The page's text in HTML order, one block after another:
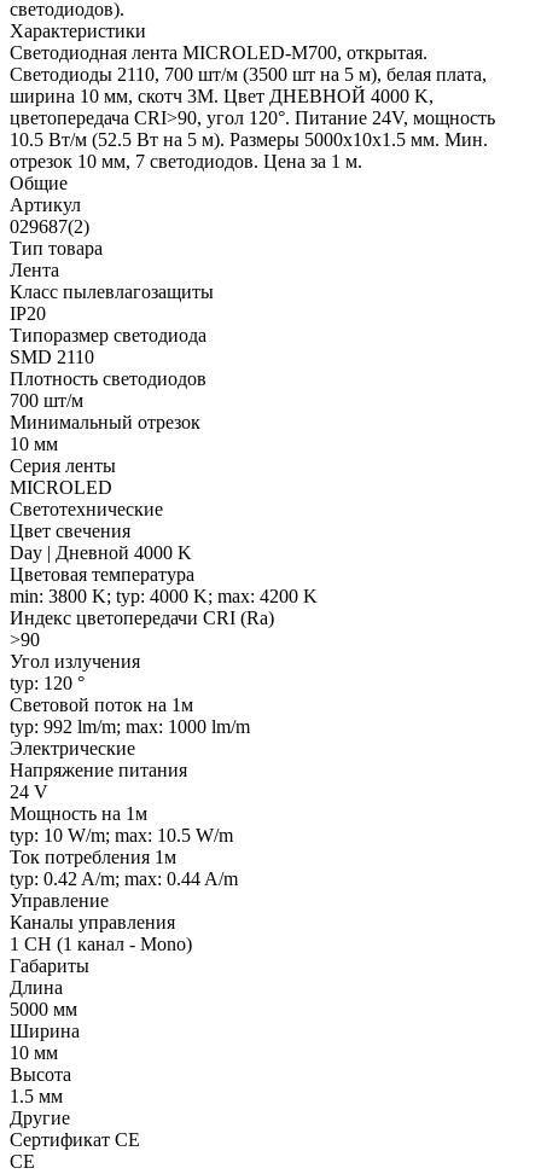
светодиодов).
Характеристики
Светодиодная лента MICROLED-M700, открытая.
Светодиоды 2110, 700 шт/м (3500 шт на 5 м), белая плата,
ширина 10 мм, скотч 3M. Цвет ДНЕВНОЙ 4000 K,
цветопередача CRI>90, угол 120°. Питание 24V, мощность
10.5 Вт/м (52.5 Вт на 5 м). Размеры 5000x10x1.5 мм. Мин.
отрезок 10 мм, 7 светодиодов. Цена за 1 м.
Общие
Артикул
029687(2)
Тип товара
Лента
Класс пылевлагозащиты
IP20
Типоразмер светодиода
SMD 2110
Плотность светодиодов
700 шт/м
Минимальный отрезок
10 мм
Серия ленты
MICROLED
Светотехнические
Цвет свечения
Day | Дневной 4000 K
Цветовая температура
min: 3800 K; typ: 4000 K; max: 4200 K
Индекс цветопередачи CRI (Ra)
>90
Угол излучения
typ: 120 °
Световой поток на 1м
typ: 992 lm/m; max: 1000 lm/m
Электрические
Напряжение питания
24 V
Мощность на 1м
typ: 10 W/m; max: 10.5 W/m
Ток потребления 1м
typ: 0.42 A/m; max: 0.44 A/m
Управление
Каналы управления
1 CH (1 канал - Mono)
Габариты
Длина
5000 мм
Ширина
10 мм
Высота
1.5 мм
Другие
Сертификат CE
CE